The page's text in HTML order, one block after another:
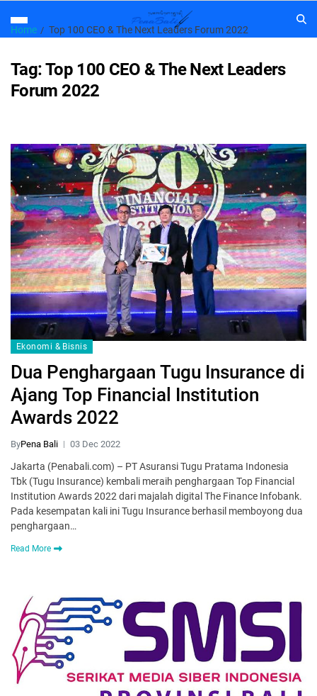
Home Top 100 CEO & The Next Leaders Forum 2022
Tag:Top 100 CEO & The Next Leaders
Forum 2022
Ekonomi & Bisnis
Dua Penghargaan Tugu Insurance di
Ajang Top Financial Institution
Awards 2022
ByPena Bali 03 Dec 2022
Jakarta (Penabali.com) – PT Asuransi Tugu Pratama Indonesia
Tbk (Tugu Insurance) kembali meraih penghargaan Top Financial
Institution Awards 2022 dari majalah digital The Finance Infobank.
Pada kesempatan kali ini Tugu Insurance berhasil memboyong dua
penghargaan…
Read More